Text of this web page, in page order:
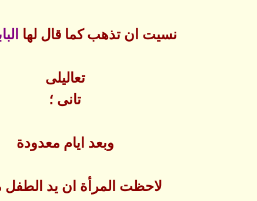
نسيت ان تذهب كما قال لها
تعاليلى
تانى ؛
وبعد ايام معدودة
لاحظت المرأة ان يد الطفل